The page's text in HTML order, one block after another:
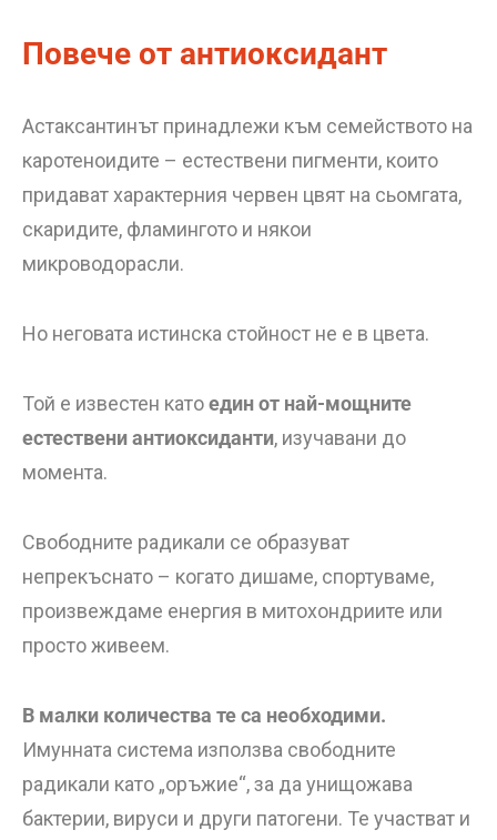
Повече от антиоксидант
Астаксантинът принадлежи към семейството на
каротеноидите – естествени пигменти, които
придават характерния червен цвят на сьомгата,
скаридите, фламингото и някои
микроводорасли.
Но неговата истинска стойност не е в цвета.
Той е известен катоедин от най-мощните
естествени антиоксиданти, изучавани до
момента.
Свободните радикали се образуват
непрекъснато – когато дишаме, спортуваме,
произвеждаме енергия в митохондриите или
просто живеем.
В малки количества те са необходими.
Имунната система използва свободните
радикали като „оръжие“, за да унищожава
бактерии, вируси и други патогени. Те участват и